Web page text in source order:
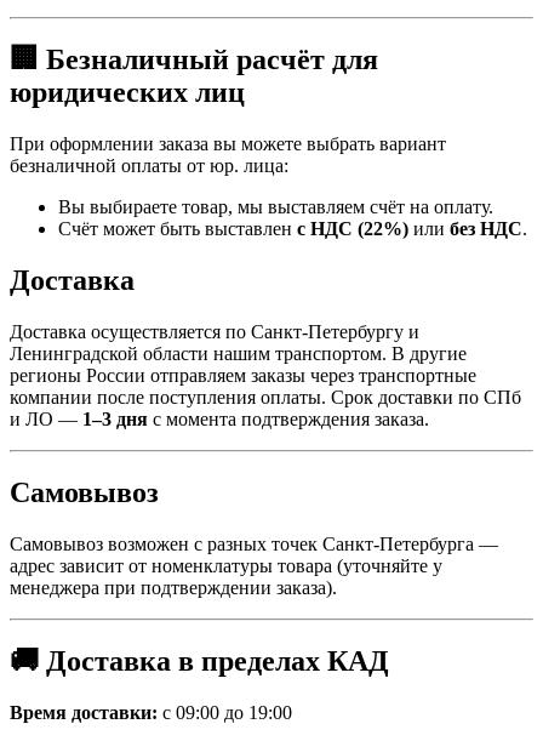
🏢 Безналичный расчёт для
юридических лиц
При оформлении заказа вы можете выбрать вариант
безналичной оплаты от юр. лица:
Вы выбираете товар, мы выставляем счёт на оплату.
Счёт может быть выставлен с НДС (22%) или без НДС.
Доставка
Доставка осуществляется по Санкт-Петербургу и
Ленинградской области нашим транспортом. В другие
регионы России отправляем заказы через транспортные
компании после поступления оплаты. Срок доставки по СПб
и ЛО — 1–3 дня с момента подтверждения заказа.
Самовывоз
Самовывоз возможен с разных точек Санкт-Петербурга —
адрес зависит от номенклатуры товара (уточняйте у
менеджера при подтверждении заказа).
🚚 Доставка в пределах КАД
Время доставки: с 09:00 до 19:00